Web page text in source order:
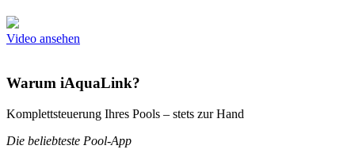
Video ansehen
Warum iAquaLink?
Komplettsteuerung Ihres Pools – stets zur Hand
Die beliebteste Pool-App